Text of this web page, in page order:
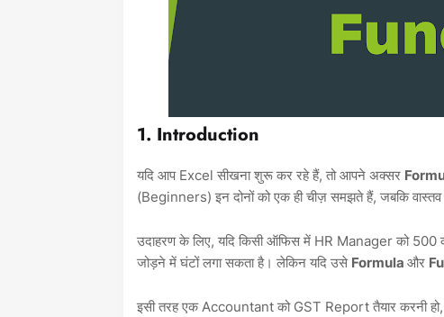
1. Introduction
यदि आप Excel सीखना शुरू कर रहे हैं, तो आपने अक्सर
(Beginners) इन दोनों को एक ही चीज़ समझते हैं, जबकि
उदाहरण के लिए, यदि किसी ऑफिस में HR Manager को 500
जोड़ने में घंटों लगा सकता है। लेकिन यदि उसे Formula और
इसी तरह एक Accountant को GST Report तैयार करनी